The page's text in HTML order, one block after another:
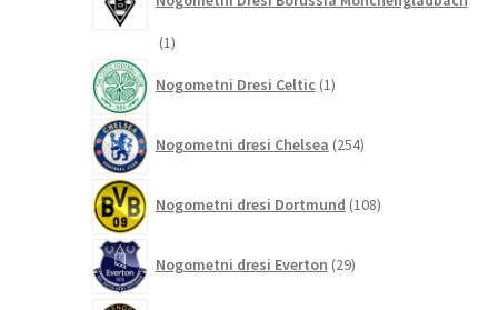
11
Nogometni Dresi Celtic 1izdelek
Nogometni dresi Chelsea 254izdelkov
Nogometni dresi Dortmund 108izdelkov
Nogometni dresi Everton 29izdelkov